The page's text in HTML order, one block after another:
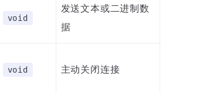
void
发送文本或二进制数
据
void 主动关闭连接